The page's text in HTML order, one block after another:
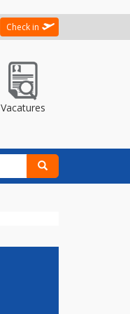
Check in
Vacatures